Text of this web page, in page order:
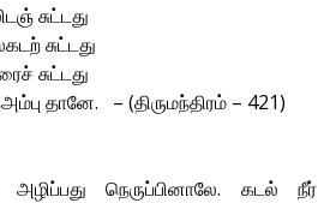
சுட்டது
சுட்டது
சுட்டது
தானே. – (திருமந்திரம் – 421)
நெருப்பினாலே. கடல் நீர்